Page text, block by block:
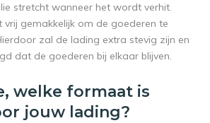
stretcht wanneer het wordt verhit.
gemakkelijk om de goederen te
zal de lading extra stevig zijn en
dat de goederen bij elkaar blijven.
welke formaat is
jouw lading?